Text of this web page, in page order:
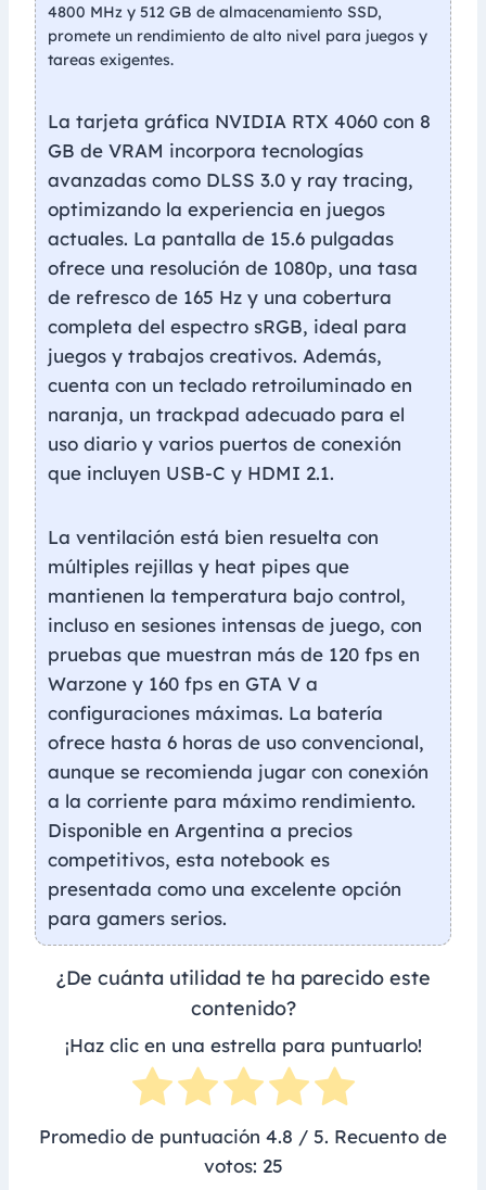
4800 MHz y 512 GB de almacenamiento SSD,
promete un rendimiento de alto nivel para juegos y
tareas exigentes.
La tarjeta gráfica NVIDIA RTX 4060 con 8
GB de VRAM incorpora tecnologías
avanzadas como DLSS 3.0 y ray tracing,
optimizando la experiencia en juegos
actuales. La pantalla de 15.6 pulgadas
ofrece una resolución de 1080p, una tasa
de refresco de 165 Hz y una cobertura
completa del espectro sRGB, ideal para
juegos y trabajos creativos. Además,
cuenta con un teclado retroiluminado en
naranja, un trackpad adecuado para el
uso diario y varios puertos de conexión
que incluyen USB-C y HDMI 2.1.
La ventilación está bien resuelta con
múltiples rejillas y heat pipes que
mantienen la temperatura bajo control,
incluso en sesiones intensas de juego, con
pruebas que muestran más de 120 fps en
Warzone y 160 fps en GTA V a
configuraciones máximas. La batería
ofrece hasta 6 horas de uso convencional,
aunque se recomienda jugar con conexión
a la corriente para máximo rendimiento.
Disponible en Argentina a precios
competitivos, esta notebook es
presentada como una excelente opción
para gamers serios.
¿De cuánta utilidad te ha parecido este
contenido?
¡Haz clic en una estrella para puntuarlo!
Promedio de puntuación 4.8 / 5. Recuento de
votos: 25